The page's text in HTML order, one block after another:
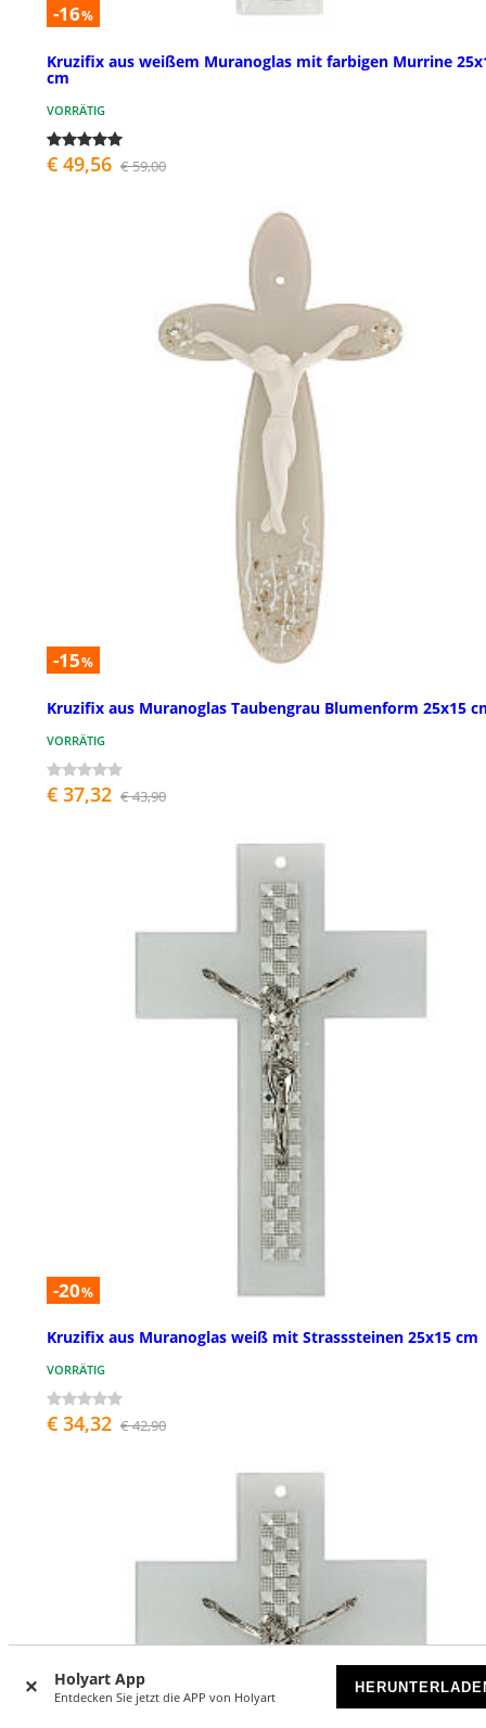
Holyart App
Entdecken Sie jetzt die APP von Holyart
-16%
Kruzifix aus weißem Muranoglas mit farbigen Murrine
cm
VORRÄTIG
€ 49,56 € 59,00
-15%
Kruzifix aus Muranoglas Taubengrau Blumenform 25x15
VORRÄTIG
€ 37,32 € 43,90
-20%
Kruzifix aus Muranoglas weiß mit Strasssteinen 25x15 cm
VORRÄTIG
€ 34,32 € 42,90